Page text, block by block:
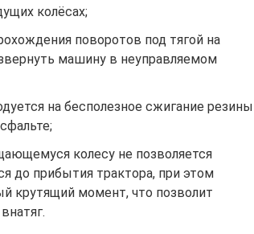
колёсах;
поворотов под тягой на
машину в неуправляемом
на бесполезное сжигание резины
колесу не позволяется
до прибытия трактора, при этом
крутящий момент, что позволит